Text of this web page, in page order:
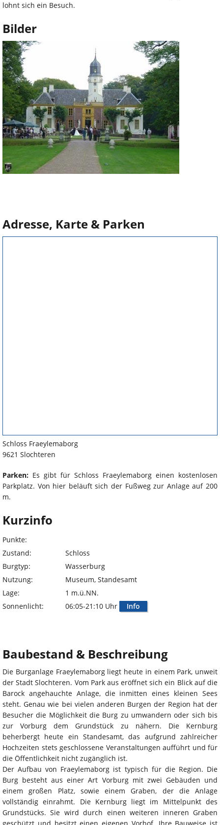
lohnt sich ein Besuch.
Bilder
Adresse, Karte & Parken
Schloss Fraeylemaborg
9621 Slochteren
Parken: Es gibt für Schloss Fraeylemaborg einen kostenlosen
Parkplatz. Von hier beläuft sich der Fußweg zur Anlage auf 200
m.
Kurzinfo
Punkte:
Zustand:
Schloss
Burgtyp:
Wasserburg
Nutzung:
Museum, Standesamt
Lage:
1 m.ü.NN.
Sonnenlicht:
06:05-21:10 Uhr Info
Baubestand & Beschreibung
Die Burganlage Fraeylemaborg liegt heute in einem Park, unweit
der Stadt Slochteren. Vom Park aus eröffnet sich ein Blick auf die
Barock angehauchte Anlage, die inmitten eines kleinen Sees
steht. Genau wie bei vielen anderen Burgen der Region hat der
Besucher die Möglichkeit die Burg zu umwandern oder sich bis
zur Vorburg dem Grundstück zu nähern. Die Kernburg
beherbergt heute ein Standesamt, das aufgrund zahlreicher
Hochzeiten stets geschlossene Veranstaltungen aufführt und für
die Öffentlichkeit nicht zugänglich ist.
Der Aufbau von Fraeylemaborg ist typisch für die Region. Die
Burg besteht aus einer Art Vorburg mit zwei Gebäuden und
einem großen Platz, sowie einem Graben, der die Anlage
vollständig einrahmt. Die Kernburg liegt im Mittelpunkt des
Grundstücks. Sie wird durch einen weiteren inneren Graben